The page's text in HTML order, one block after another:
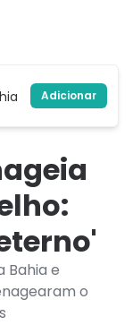
Adicionar
Bahia e
o